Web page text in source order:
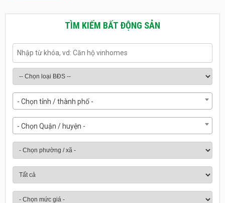
TÌM KIẾM BẤT ĐỘNG SẢN
- Chọn tỉnh / thành phố -
- Chọn Quận / huyện -